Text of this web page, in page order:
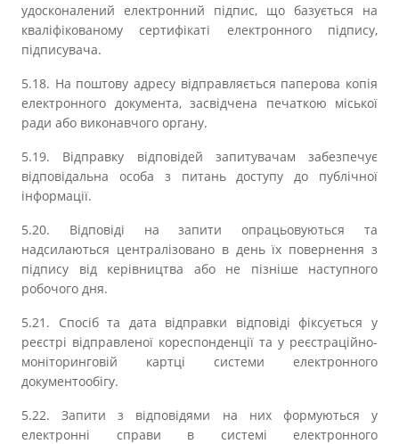
удосконалений електронний підпис, що базується на
кваліфікованому сертифікаті електронного підпису,
підписувача.
5.18. На поштову адресу відправляється паперова копія
електронного документа, засвідчена печаткою міської
ради або виконавчого органу.
5.19. Відправку відповідей запитувачам забезпечує
відповідальна особа з питань доступу до публічної
інформації.
5.20. Відповіді на запити опрацьовуються та
надсилаються централізовано в день їх повернення з
підпису від керівництва або не пізніше наступного
робочого дня.
5.21. Спосіб та дата відправки відповіді фіксується у
реєстрі відправленої кореспонденції та у реєстраційно-
моніторинговій картці системи електронного
документообігу.
5.22. Запити з відповідями на них формуються у
електронні справи в системі електронного